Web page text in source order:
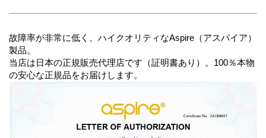
故障率が非常に低く、ハイクオリティなAspire（アスパイア）
製品。
当店は日本の正規販売代理店です（証明書あり）。100％本物
の安心な正規品をお届けします。